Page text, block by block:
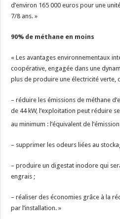
d’environ 165 000 euros pour une
7/8 ans. »
90% de méthane en moins
« Les avantages environnementaux
coopérative, engagée dans une
plus de produire une électricité verte,
– réduire les émissions de méthane
de 44 kW, l’exploitation peut réduire
au minimum : l’équivalent de
– supprimer les odeurs liées au
– produire un digestat inodore qui
engrais ;
– réaliser des économies grâce à la
par l’installation. »